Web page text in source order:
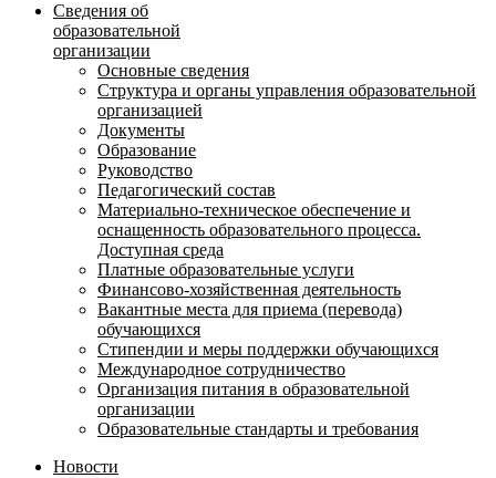
Сведения об
образовательной
организации
Основные сведения
Структура и органы управления образовательной
организацией
Документы
Образование
Руководство
Педагогический состав
Материально-техническое обеспечение и
оснащенность образовательного процесса.
Доступная среда
Платные образовательные услуги
Финансово-хозяйственная деятельность
Вакантные места для приема (перевода)
обучающихся
Стипендии и меры поддержки обучающихся
Международное сотрудничество
Организация питания в образовательной
организации
Образовательные стандарты и требования
Новости